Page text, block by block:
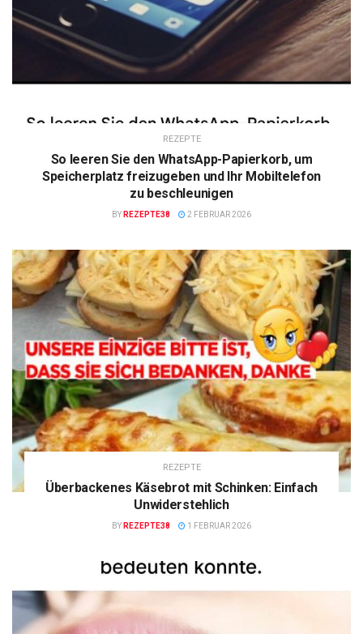
REZEPTE
So leeren Sie den WhatsApp-Papierkorb, um
Speicherplatz freizugeben und Ihr Mobiltelefon
zu beschleunigen
BY REZEPTE38 2 FEBRUAR 2026
REZEPTE
Überbackenes Käsebrot mit Schinken: Einfach
Unwiderstehlich
BY REZEPTE38 1 FEBRUAR 2026